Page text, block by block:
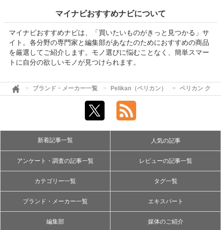
マイナビおすすめナビについて
マイナビおすすめナビは、「買いたいものがきっと見つかる」サ
イト。各分野の専門家と編集部があなたのためにおすすめの商品
を厳選してご紹介します。モノ選びに悩むことなく、簡単スマー
トに自分の欲しいモノが見つけられます。
ブランド・メーカー一覧 Pelikan（ペリカン） ペリカン クラ
新着記事一覧 人気の記事
アンケート・調査の記事一覧 レビューの記事一覧
カテゴリー一覧 タグ一覧
ブランド・メーカー一覧 エキスパート
編集部 媒体のご紹介